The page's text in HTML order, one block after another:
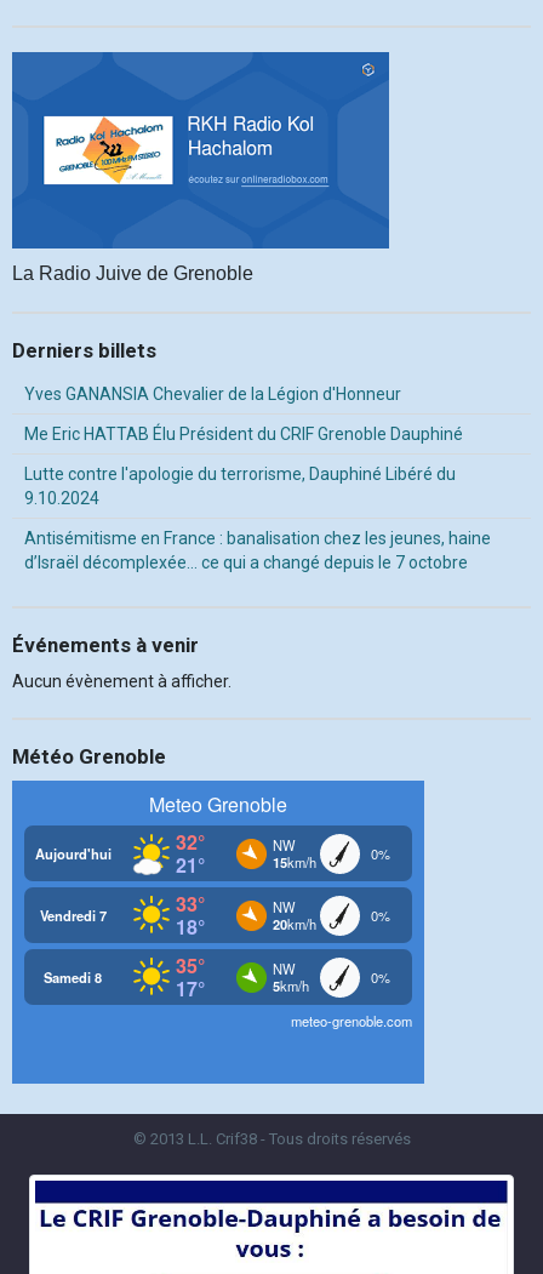
La Radio Juive de Grenoble
Derniers billets
Yves GANANSIA Chevalier de la Légion d'Honneur
Me Eric HATTAB Élu Président du CRIF Grenoble Dauphiné
Lutte contre l'apologie du terrorisme, Dauphiné Libéré du
9.10.2024
Antisémitisme en France : banalisation chez les jeunes, haine
d’Israël décomplexée… ce qui a changé depuis le 7 octobre
Événements à venir
Aucun évènement à afficher.
Météo Grenoble
© 2013 L.L. Crif38 - Tous droits réservés